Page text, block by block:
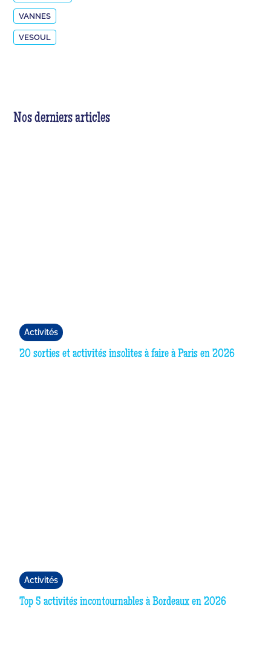
VANNES
VESOUL
Nos derniers articles
Activités
20 sorties et activités insolites à faire à Paris en 2026
Activités
Top 5 activités incontournables à Bordeaux en 2026